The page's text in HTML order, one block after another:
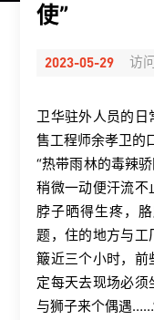
使”
2023-05-29 访
卫华驻外人员的日
售工程师余孝卫的
“热带雨林的毒辣
稍微一动便汗流不
脖子晒得生疼，
题，住的地方与工
簸近三个小时，前
定每天去现场必须
与狮子来个偶遇